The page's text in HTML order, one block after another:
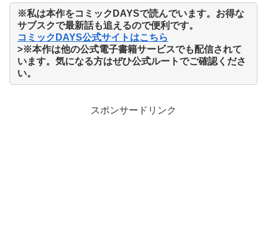
※私は本作をコミックDAYSで読んでいます。お得な
サブスクで最新話も追えるので便利です。
コミックDAYS公式サイトはこちら
>※本作は他の公式電子書籍サービスでも配信されて
います。気になる方はぜひ公式ルートでご確認くださ
い。
スポンサードリンク